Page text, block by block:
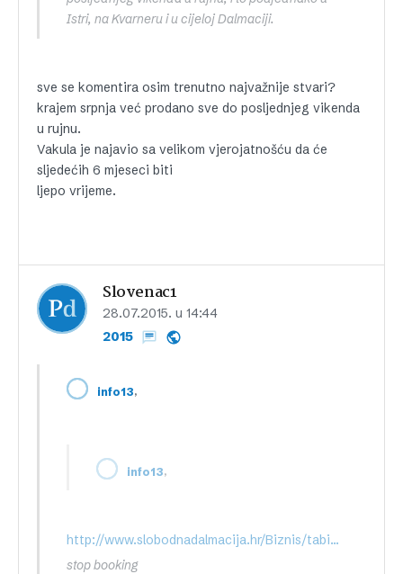
Istri, na Kvarneru i u cijeloj Dalmaciji.
sve se komentira osim trenutno najvažnije stvari?
krajem srpnja već prodano sve do posljednjeg vikenda
u rujnu.
Vakula je najavio sa velikom vjerojatnošću da će
sljedećih 6 mjeseci biti
ljepo vrijeme.
Slovenac1
28.07.2015. u 14:44
2015
info13,
info13,
http://www.slobodnadalmacija.hr/Biznis/tabid/69/articleType/ArticleView/articleId/293401/Default.aspx
stop booking